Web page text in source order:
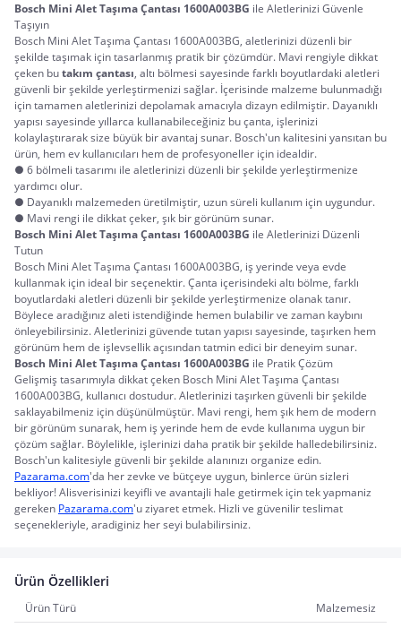
Bosch Mini Alet Taşıma Çantası 1600A003BG ile Aletlerinizi Güvenle
Taşıyın
Bosch Mini Alet Taşıma Çantası 1600A003BG, aletlerinizi düzenli bir
şekilde taşımak için tasarlanmış pratik bir çözümdür. Mavi rengiyle dikkat
çeken bu takım çantası, altı bölmesi sayesinde farklı boyutlardaki aletleri
güvenli bir şekilde yerleştirmenizi sağlar. İçerisinde malzeme bulunmadığı
için tamamen aletlerinizi depolamak amacıyla dizayn edilmiştir. Dayanıklı
yapısı sayesinde yıllarca kullanabileceğiniz bu çanta, işlerinizi
kolaylaştırarak size büyük bir avantaj sunar. Bosch'un kalitesini yansıtan bu
ürün, hem ev kullanıcıları hem de profesyoneller için idealdir.
● 6 bölmeli tasarımı ile aletlerinizi düzenli bir şekilde yerleştirmenize
yardımcı olur.
● Dayanıklı malzemeden üretilmiştir, uzun süreli kullanım için uygundur.
● Mavi rengi ile dikkat çeker, şık bir görünüm sunar.
Bosch Mini Alet Taşıma Çantası 1600A003BG ile Aletlerinizi Düzenli
Tutun
Bosch Mini Alet Taşıma Çantası 1600A003BG, iş yerinde veya evde
kullanmak için ideal bir seçenektir. Çanta içerisindeki altı bölme, farklı
boyutlardaki aletleri düzenli bir şekilde yerleştirmenize olanak tanır.
Böylece aradığınız aleti istendiğinde hemen bulabilir ve zaman kaybını
önleyebilirsiniz. Aletlerinizi güvende tutan yapısı sayesinde, taşırken hem
görünüm hem de işlevsellik açısından tatmin edici bir deneyim sunar.
Bosch Mini Alet Taşıma Çantası 1600A003BG ile Pratik Çözüm
Gelişmiş tasarımıyla dikkat çeken Bosch Mini Alet Taşıma Çantası
1600A003BG, kullanıcı dostudur. Aletlerinizi taşırken güvenli bir şekilde
saklayabilmeniz için düşünülmüştür. Mavi rengi, hem şık hem de modern
bir görünüm sunarak, hem iş yerinde hem de evde kullanıma uygun bir
çözüm sağlar. Böylelikle, işlerinizi daha pratik bir şekilde halledebilirsiniz.
Bosch'un kalitesiyle güvenli bir şekilde alanınızı organize edin.
Pazarama.com'da her zevke ve bütçeye uygun, binlerce ürün sizleri
bekliyor! Alisverisinizi keyifli ve avantajli hale getirmek için tek yapmaniz
gereken Pazarama.com'u ziyaret etmek. Hizli ve güvenilir teslimat
seçenekleriyle, aradiginiz her seyi bulabilirsiniz.
Ürün Özellikleri
Ürün Türü
Malzemesiz